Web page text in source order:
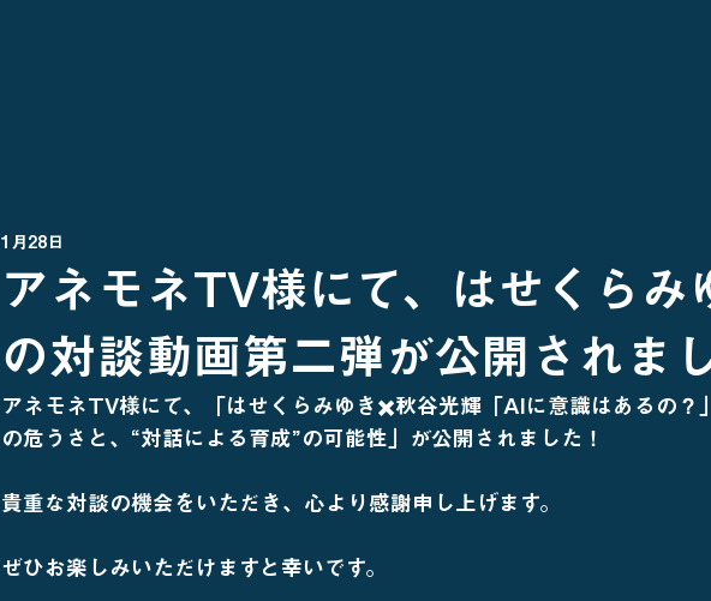
アネモネTV様にて、はせくらみ
の対談動画第二弾が公開されま
1月28日
アネモネTV様にて、「はせくらみゆき✖️秋谷光輝「AIに意識はあるの？
の危うさと、“対話による育成”の可能性」が公開されました！
貴重な対談の機会をいただき、心より感謝申し上げます。
ぜひお楽しみいただけますと幸いです。